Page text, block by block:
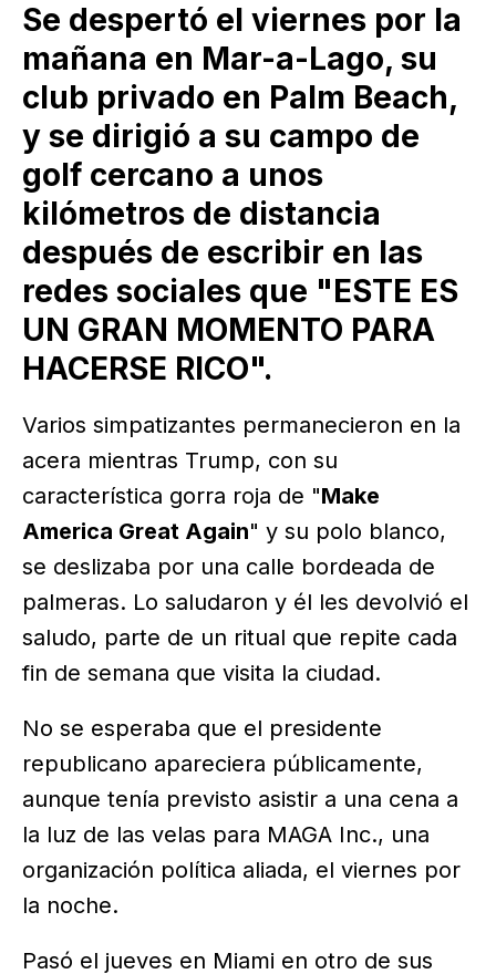
Se despertó el viernes por la
mañana en Mar-a-Lago, su
club privado en Palm Beach,
y se dirigió a su campo de
golf cercano a unos
kilómetros de distancia
después de escribir en las
redes sociales que "ESTE ES
UN GRAN MOMENTO PARA
HACERSE RICO".
Varios simpatizantes permanecieron en la
acera mientras Trump, con su
característica gorra roja de "Make
America Great Again" y su polo blanco,
se deslizaba por una calle bordeada de
palmeras. Lo saludaron y él les devolvió el
saludo, parte de un ritual que repite cada
fin de semana que visita la ciudad.
No se esperaba que el presidente
republicano apareciera públicamente,
aunque tenía previsto asistir a una cena a
la luz de las velas para MAGA Inc., una
organización política aliada, el viernes por
la noche.
Pasó el jueves en Miami en otro de sus